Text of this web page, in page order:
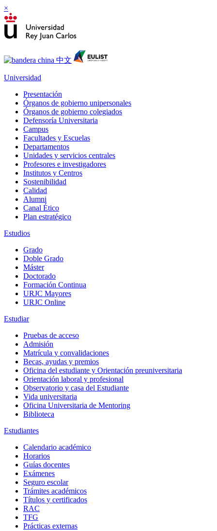
×
Universidad
Presentación
Órganos de gobierno unipersonales
Órganos de gobierno colegiados
Defensoría Universitaria
Campus
Facultades y Escuelas
Departamentos
Unidades y servicios centrales
Profesores e investigadores
Institutos y Centros
Sostenibilidad
Calidad
Alumni
Canal Ético
Plan estratégico
Estudios
Grado
Doble Grado
Máster
Doctorado
Formación Continua
URJC Mayores
URJC Online
Estudiar
Pruebas de acceso
Admisión
Matrícula y convalidaciones
Becas, ayudas y premios
Oficina del estudiante y Orientación preuniversitaria
Orientación laboral y profesional
Observatorio y casa del Estudiante
Vida universitaria
Oficina Universitaria de Mentoring
Biblioteca
Estudiantes
Calendario académico
Horarios
Guías docentes
Exámenes
Seguro escolar
Trámites académicos
Títulos y certificados
RAC
TFG
Prácticas externas